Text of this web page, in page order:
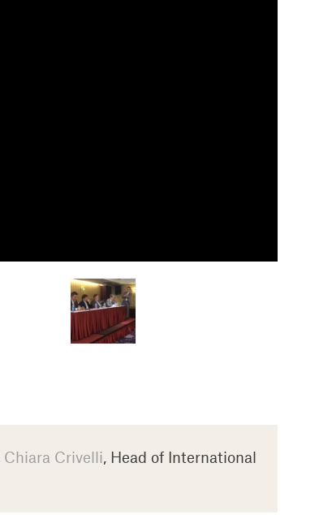
Chiara Crivelli, Head of International